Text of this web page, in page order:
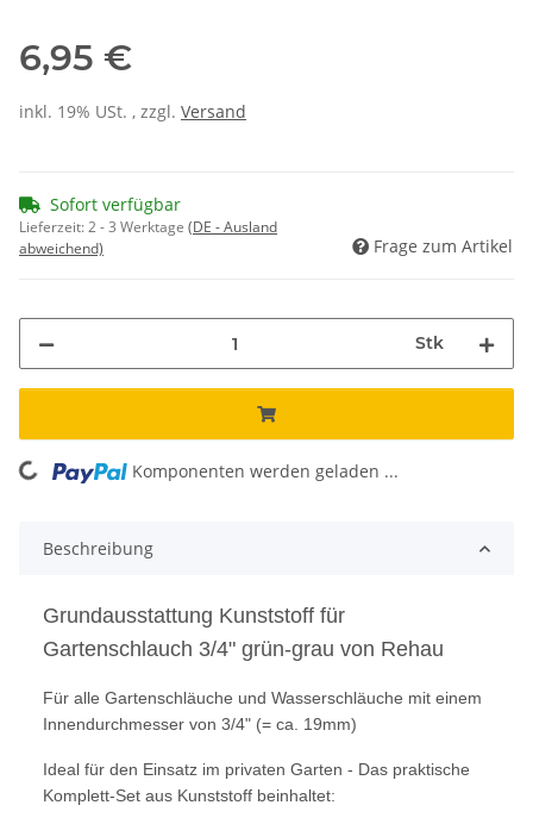
6,95 €
inkl. 19% USt. , zzgl. Versand
Sofort verfügbar
Lieferzeit:2 - 3 Werktage (DE - Ausland
abweichend)
Frage zum Artikel
Stk
Loading... Komponenten werden geladen ...
Beschreibung
Grundausstattung Kunststoff für
Gartenschlauch 3/4" grün-grau von Rehau
Für alle Gartenschläuche und Wasserschläuche mit einem
Innendurchmesser von 3/4" (= ca. 19mm)
Ideal für den Einsatz im privaten Garten - Das praktische
Komplett-Set aus Kunststoff beinhaltet: